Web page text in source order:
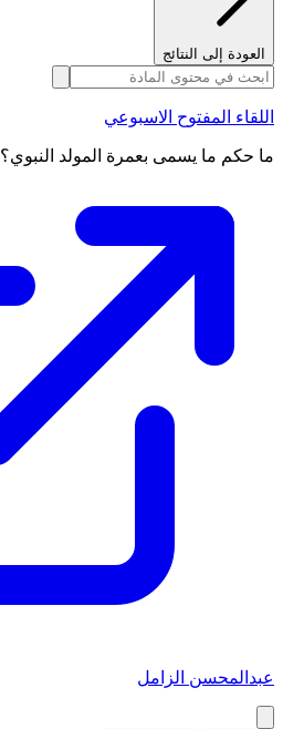
العودة إلى النتائج
اللقاء المفتوح الاسبوعي
ما حكم ما يسمى بعمرة المولد النبوي؟
عبدالمحسن الزامل